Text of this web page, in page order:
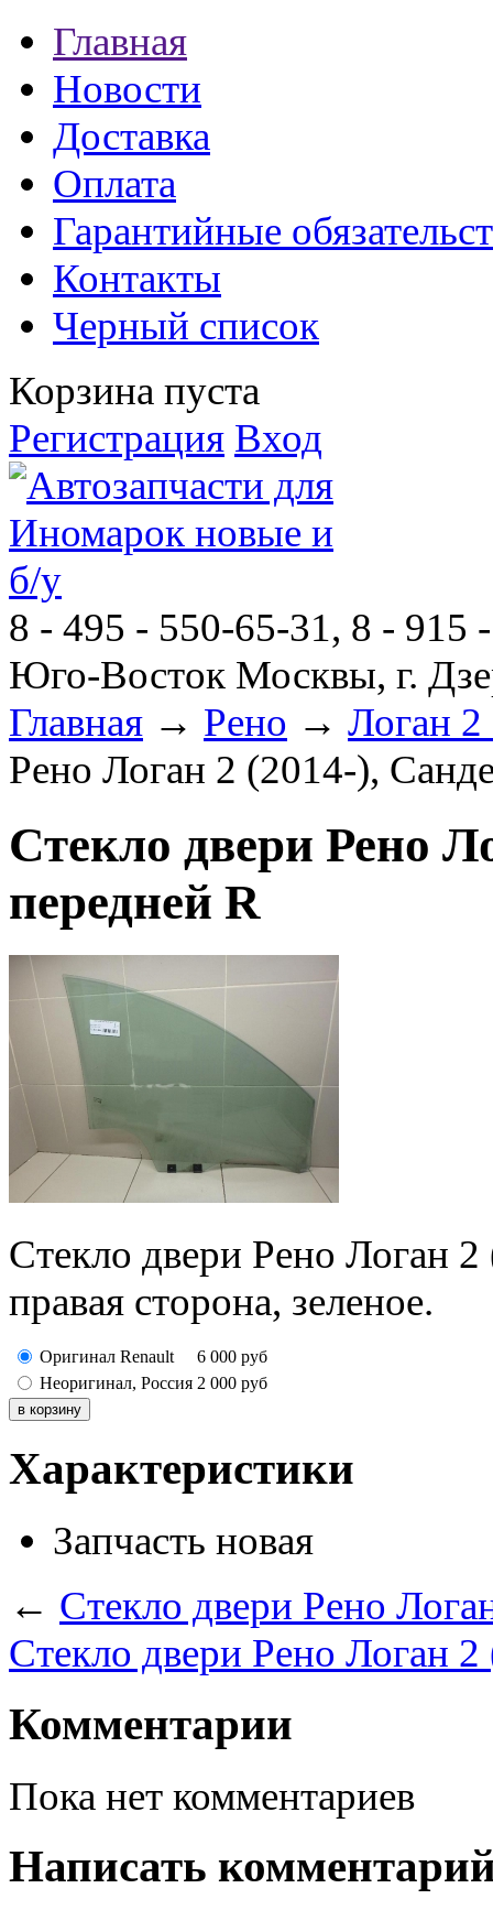
Главная
Новости
Доставка
Оплата
Гарантийные
Контакты
Черный список
Корзина пуста
Регистрация Вход
8 - 495 - 550-65-31, 8 - 915
Юго-Восток Москвы, г.
Главная → Рено → Логан
Рено Логан 2 (2014-),
Стекло двери Рено
передней R
Стекло двери Рено Логан
правая сторона, зеленое.
Оригинал Renault 6 000 руб
Неоригинал, Россия 2 000 руб
Характеристики
Запчасть новая
← Стекло двери Рено
Стекло двери Рено Логан
Комментарии
Пока нет комментариев
Написать